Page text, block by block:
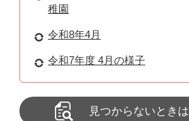
稚園
令和8年4月
令和7年度 4月の様子
見つからないときは